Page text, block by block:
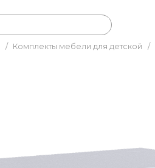
/ Комплекты мебели для детской /